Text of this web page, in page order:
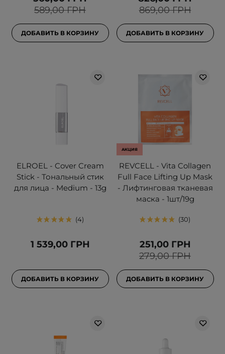
589,00 ГРН
ДОБАВИТЬ В КОРЗИНУ
869,00 ГРН
ДОБАВИТЬ В КОРЗИНУ
ELROEL - Cover Cream
Stick - Тональный стик
для лица - Medium - 13g
4
1 539,00 ГРН
ДОБАВИТЬ В КОРЗИНУ
АКЦИЯ
REVCELL - Vita Collagen
Full Face Lifting Up Mask
- Лифтинговая тканевая
маска - 1шт/19g
30
279,00 ГРН
251,00 ГРН
ДОБАВИТЬ В КОРЗИНУ